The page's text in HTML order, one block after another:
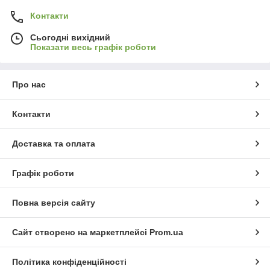
Контакти
Сьогодні вихідний
Показати весь графік роботи
Про нас
Контакти
Доставка та оплата
Графік роботи
Повна версія сайту
Сайт створено на маркетплейсі Prom.ua
Політика конфіденційності